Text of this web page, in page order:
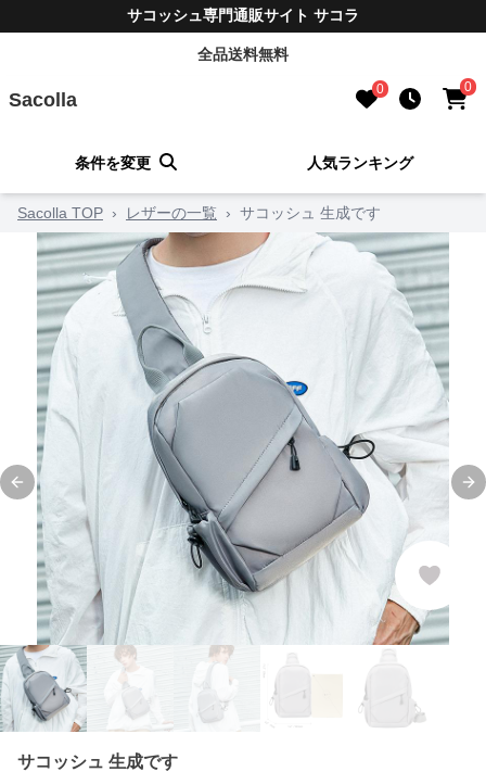
サコッシュ専門通販サイト サコラ
全品送料無料
Sacolla 0 0
条件を変更 人気ランキング
Sacolla TOP › レザーの一覧 › サコッシュ 生成です
Previous slide
サコッシュ 生成です